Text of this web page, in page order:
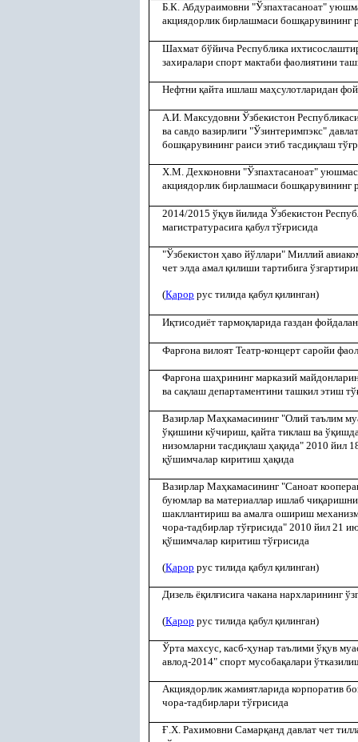
Б.К. Абдураимовни "Ўзпахтасаноат"
акциядорлик бирлашмаси бошқарувининг
Шахмат бўйича Республика
захиралари спорт мактаби фаолиятини
Нефтни қайта ишлаш маҳсулотларидан
А.И. Максудовни Ўзбекистон
ва савдо вазирлиги "Ўзинтеримпэкс"
бошқарувининг раиси этиб тасдиқлаш тўғ
Х.М. Дехконовни "Ўзпахтасаноат"
акциядорлик бирлашмаси бошқарувининг
2014/2015 ўқув йилида Ўзбекистон
магистратурасига қабул тўғрисида
"Ўзбекистон ҳаво йўллари" Миллий
чет элда амал қилиши тартибига
(Қарор рус тилида қабул қилинган)
Иқтисодиёт тармоқларида газдан
Фарғона вилоят Театр-концерт саройи
Фарғона шаҳрининг марказий
ва сақлаш департаментини ташкил этиш тў
Вазирлар Маҳкамасининг "Олий таълим
ўқишини кўчириш, қайта тиклаш ва ўқ
низомларни тасдиқлаш ҳақида" 2010 йил
қўшимчалар киритиш ҳақида
Вазирлар Маҳкамасининг "Саноат
буюмлар ва материаллар ишлаб чиқ
шакллантириш ва амалга ошириш
чора-тадбирлар тўғрисида" 2010 йил 21
қўшимчалар киритиш тўғрисида
(Қарор рус тилида қабул қилинган)
Дизель ёқилғисига чакана нархларининг
(Қарор рус тилида қабул қилинган)
Ўрта махсус, касб-ҳунар таълими ўқув
авлод-2014" спорт мусобақалари
Акциядорлик жамиятларида корпоратив
чора-тадбирлари тўғрисида
Ғ.Х. Рахимовни Самарқанд давлат чет